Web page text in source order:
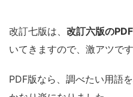
改訂七版は、 改訂六版のPDF
いてきますので、激アツです
PDF版なら、調べたい用語